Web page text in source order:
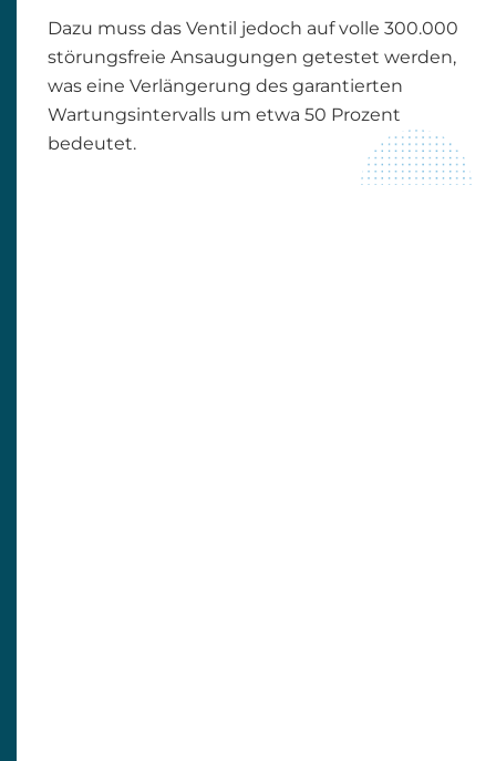
Dazu muss das Ventil jedoch auf volle 300.000
störungsfreie Ansaugungen getestet werden,
was eine Verlängerung des garantierten
Wartungsintervalls um etwa 50 Prozent
bedeutet.